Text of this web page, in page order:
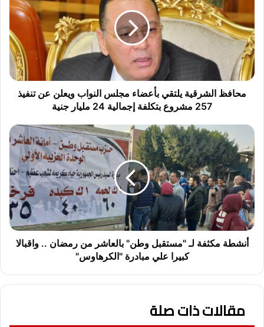
بأعضاء
مجلس
النواب
ويعلن
عن
تنفيذ
257
إجمالية
24
مليار
جنية
محافظ الشرقية يلتقي بأعضاء مجلس النواب ويعلن عن تنفيذ
257 مشروع بتكلفة إجمالية 24 مليار جنية
أنشطة
مكثفة
لـ
"مستقبل
وطن"
بالعاشر
من
رمضان
..
واقبالا
مبادرة
أنشطة مكثفة لـ "مستقبل وطن" بالعاشر من رمضان .. واقبالا
كبيرا علي مبادرة "الكرهاوس"
مقالات ذات صلة